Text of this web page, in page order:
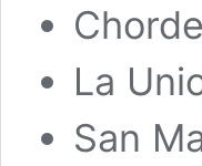
La
San